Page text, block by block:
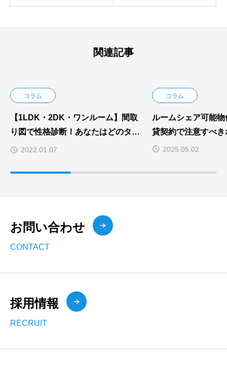
関連記事
コラム
【1LDK・2DK・ワンルーム】間取
り図で性格診断！あなたはどのタイ
プ？2022.01.07
コラム
ルームシェア可能
貸契約で注意すべき
2025.05.02
お問い合わせ
CONTACT
採用情報
RECRUIT